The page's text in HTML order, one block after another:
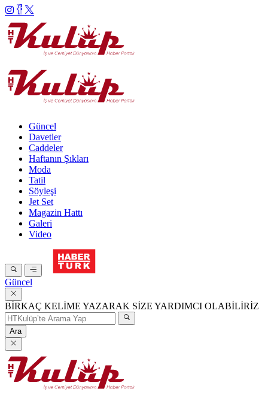
Güncel
Davetler
Caddeler
Haftanın Şıkları
Moda
Tatil
Söyleşi
Jet Set
Magazin Hattı
Galeri
Video
Güncel
BİRKAÇ KELİME YAZARAK SİZE YARDIMCI OLABİLİRİZ
Ara